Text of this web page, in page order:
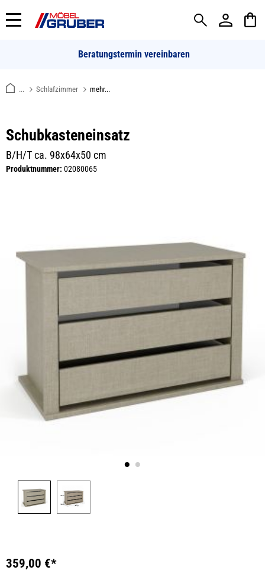
springen
Beratungstermin vereinbaren
... Schlafzimmer mehr...
Schubkasteneinsatz
B/H/T ca. 98x64x50 cm
Produktnummer: 02080065
359,00 €*